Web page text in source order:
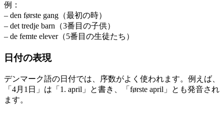
例：
– den første gang（最初の時）
– det tredje barn（3番目の子供）
– de femte elever（5番目の生徒たち）
日付の表現
デンマーク語の日付では、序数がよく使われます。例えば、
「4月1日」は「1. april」と書き、「første april」とも発音され
ます。